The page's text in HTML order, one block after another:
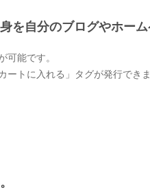
を自分のブログやホー
可能です。
ートに入れる」タグが発行できま